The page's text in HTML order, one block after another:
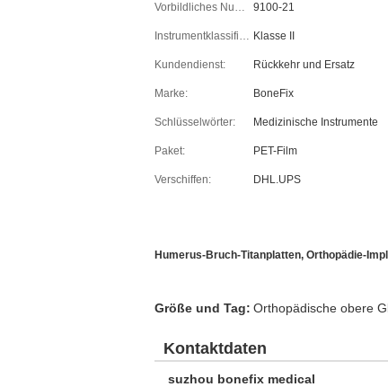
Vorbildliches Number: 9100-21
Instrumentklassifikation: Klasse II
Kundendienst: Rückkehr und Ersatz
Marke: BoneFix
Schlüsselwörter: Medizinische Instrumente
Paket: PET-Film
Verschiffen: DHL.UPS
Humerus-Bruch-Titanplatten, Orthopädie-
Größe und Tag: Orthopädische obere
Kontaktdaten
suzhou bonefix medical